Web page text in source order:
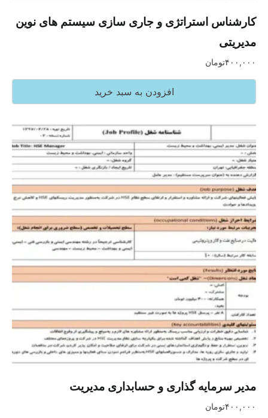
کارشناس استراتژی و جاری سازی سیستم های نوین
مدیریتی
۴۰۰,۰۰۰تومان
افزودن به سبد خرید
مدیر سرمایه گذاری و حسابداری مدیریت
۴۰۰,۰۰۰تومان